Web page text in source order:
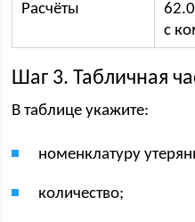
Расчёты
с
Шаг 3. Табличная
В таблице укажите:
номенклатуру
количество;